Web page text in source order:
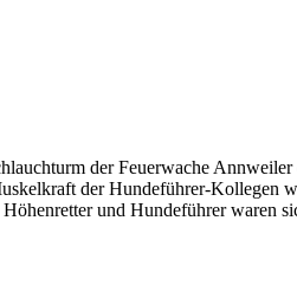
der Feuerwache
der Hundeführer-Kollegen
und Hundeführer waren